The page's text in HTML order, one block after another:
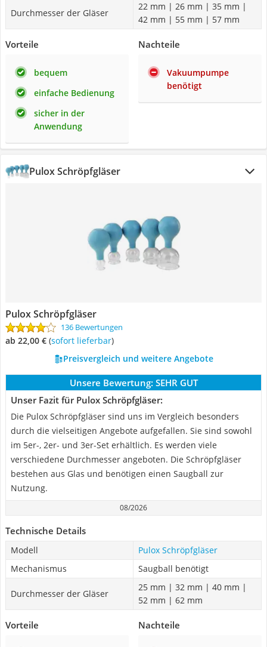
Durchmesser der Gläser
22 mm | 26 mm | 35 mm |
42 mm | 55 mm | 57 mm
Vorteile
bequem
einfache Bedienung
sicher in der
Anwendung
Nachteile
Vakuumpumpe
benötigt
Pulox Schröpfgläser
Pulox Schröpfgläser
136 Bewertungen
ab 22,00 € ( Sofort lieferbar)
Preisvergleich und weitere Angebote
Unsere Bewertung: SEHR GUT
Unser Fazit für Pulox Schröpfgläser:
Die Pulox Schröpfgläser sind uns im Vergleich besonders
durch die vielseitigen Angebote aufgefallen. Sie sind sowohl
im 5er-, 2er- und 3er-Set erhältlich. Es werden viele
verschiedene Durchmesser angeboten. Die Schröpfgläser
bestehen aus Glas und benötigen einen Saugball zur
Nutzung.
08/2026
Technische Details
Modell
Pulox Schröpfgläser
Mechanismus
Saugball benötigt
Durchmesser der Gläser
25 mm | 32 mm | 40 mm |
52 mm | 62 mm
Vorteile Nachteile